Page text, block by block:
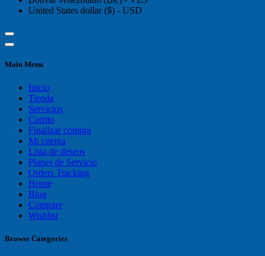
United States dollar ($) - USD
Main Menu
Inicio
Tienda
Servicios
Carrito
Finalizar compra
Mi cuenta
Lista de deseos
Planes de Servicio
Orders Tracking
Home
Blog
Compare
Wishlist
Browse Categories